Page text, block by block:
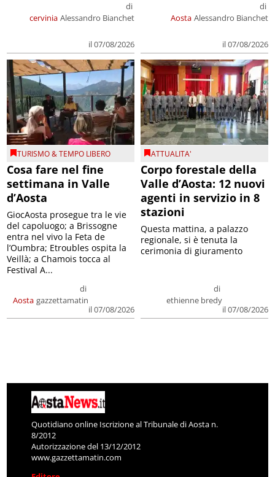
cervinia
di
Alessandro Bianchet
il 07/08/2026
Aosta
di
Alessandro Bianchet
il 07/08/2026
TURISMO & TEMPO LIBERO
Cosa fare nel fine
settimana in Valle
d’Aosta
Aosta
di
gazzettamatin
il 07/08/2026
GiocAosta prosegue tra le vie
del capoluogo; a Brissogne
entra nel vivo la Feta de
l’Oumbra; Etroubles ospita la
Veillà; a Chamois tocca al
Festival A...
ATTUALITA'
Corpo forestale della
Valle d’Aosta: 12 nuovi
agenti in servizio in 8
stazioni
di
ethienne bredy
il 07/08/2026
Questa mattina, a palazzo
regionale, si è tenuta la
cerimonia di giuramento
Quotidiano online Iscrizione al Tribunale di Aosta n.
8/2012
Autorizzazione del 13/12/2012
www.gazzettamatin.com